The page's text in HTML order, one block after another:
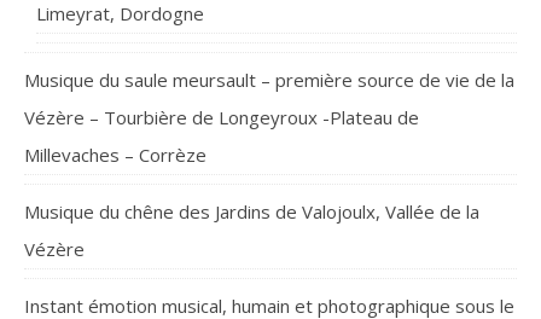
Limeyrat, Dordogne
Musique du saule meursault – première source de vie de la
Vézère – Tourbière de Longeyroux -Plateau de
Millevaches – Corrèze
Musique du chêne des Jardins de Valojoulx, Vallée de la
Vézère
Instant émotion musical, humain et photographique sous le